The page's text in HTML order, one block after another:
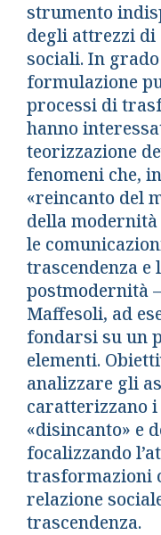
strumento
degli attrezzi di
sociali. In
formulazione
processi di
hanno
teorizzazione
fenomeni che,
«reincanto del
della
le
trascendenza e
postmodernità
Maffesoli, ad
fondarsi su un
elementi.
analizzare gli
caratterizzano
«disincanto» e
focalizzando
trasformazioni
relazione
trascendenza.